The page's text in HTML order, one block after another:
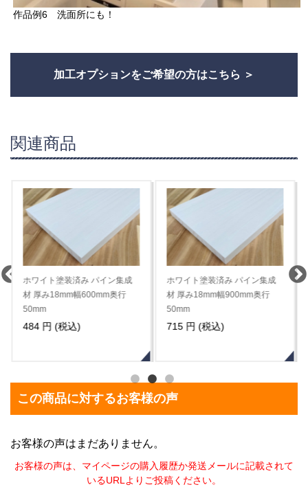
作品例6 洗面所にも！
加工オプションをご希望の方はこちら
関連商品
ホワイト塗装済み パイン集成
材 厚み18mm幅900mm奥行
50mm
715 円 (税込)
ホワイト塗装済み パイン集成
材 厚み18mm幅1500mm奥行
50mm
1,188 円 (税込)
この商品に対するお客様の声
お客様の声はまだありません。
お客様の声は、マイページの購入履歴か発送メールに記載されて
いるURLよりご投稿ください。